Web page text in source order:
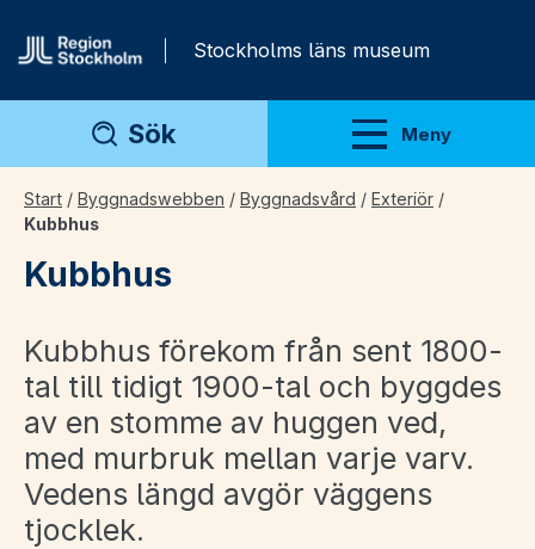
Stockholms läns museum
Sök Meny
Visa meny
Start / Byggnadswebben / Byggnadsvård / Exteriör /
Kubbhus
Kubbhus
Kubbhus förekom från sent 1800-
tal till tidigt 1900-tal och byggdes
av en stomme av huggen ved,
med murbruk mellan varje varv.
Vedens längd avgör väggens
tjocklek.